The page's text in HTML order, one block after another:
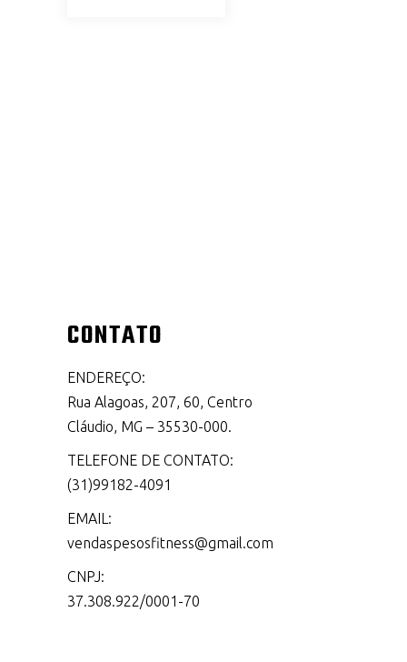
CONTATO
ENDEREÇO:
Rua Alagoas, 207, 60, Centro
Cláudio, MG – 35530-000.
TELEFONE DE CONTATO:
(31)99182-4091
EMAIL:
vendaspesosfitness@gmail.com
CNPJ:
37.308.922/0001-70